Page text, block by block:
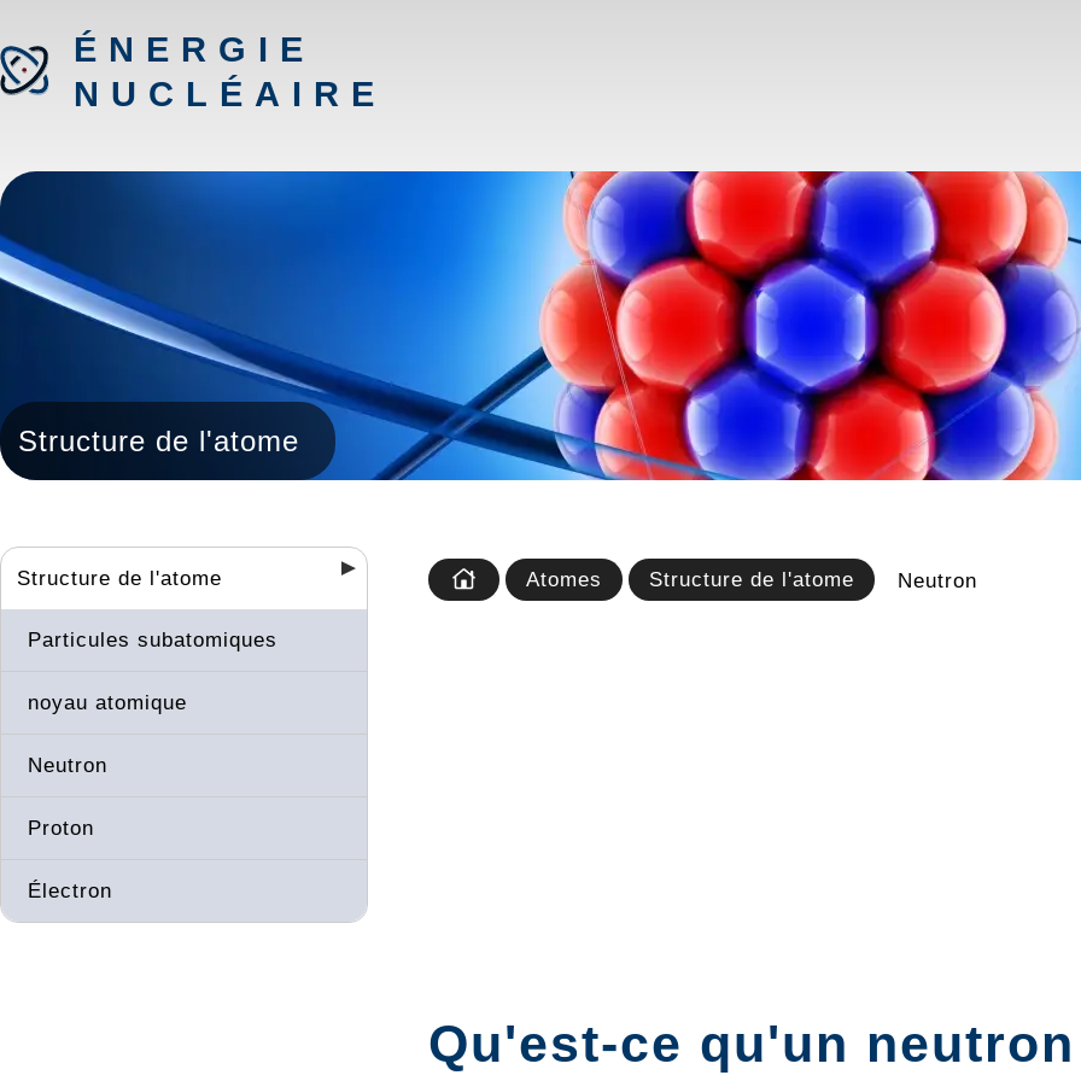
ÉNERGIE
NUCLÉAIRE
Structure de l'atome
Structure de l'atome
Particules subatomiques
noyau atomique
Neutron
Proton
Électron
Atomes Structure de l'atome Neutron
Qu'est-ce qu'un